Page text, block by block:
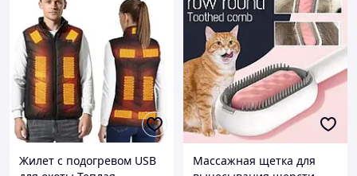
Жилет с подогревом USB
Массажная щетка для